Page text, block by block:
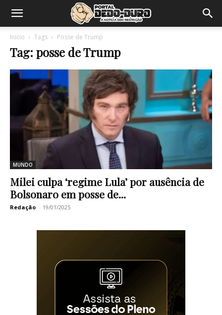
Início Tags Posse de Trump
Tag: posse de Trump
MUNDO
Milei culpa ‘regime Lula’ por ausência de
Bolsonaro em posse de...
Redação - 19/01/2025